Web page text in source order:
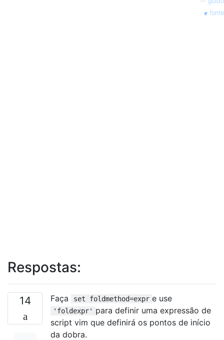
fonte
Respostas:
14 Faça set foldmethod=expr e use
'foldexpr' para definir uma expressão de
script vim que definirá os pontos de início
da dobra.